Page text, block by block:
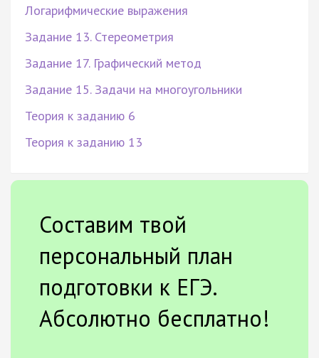
Логарифмические выражения
Задание 13. Стереометрия
Задание 17. Графический метод
Задание 15. Задачи на многоугольники
Теория к заданию 6
Теория к заданию 13
Составим твой
персональный план
подготовки к ЕГЭ.
Абсолютно бесплатно!